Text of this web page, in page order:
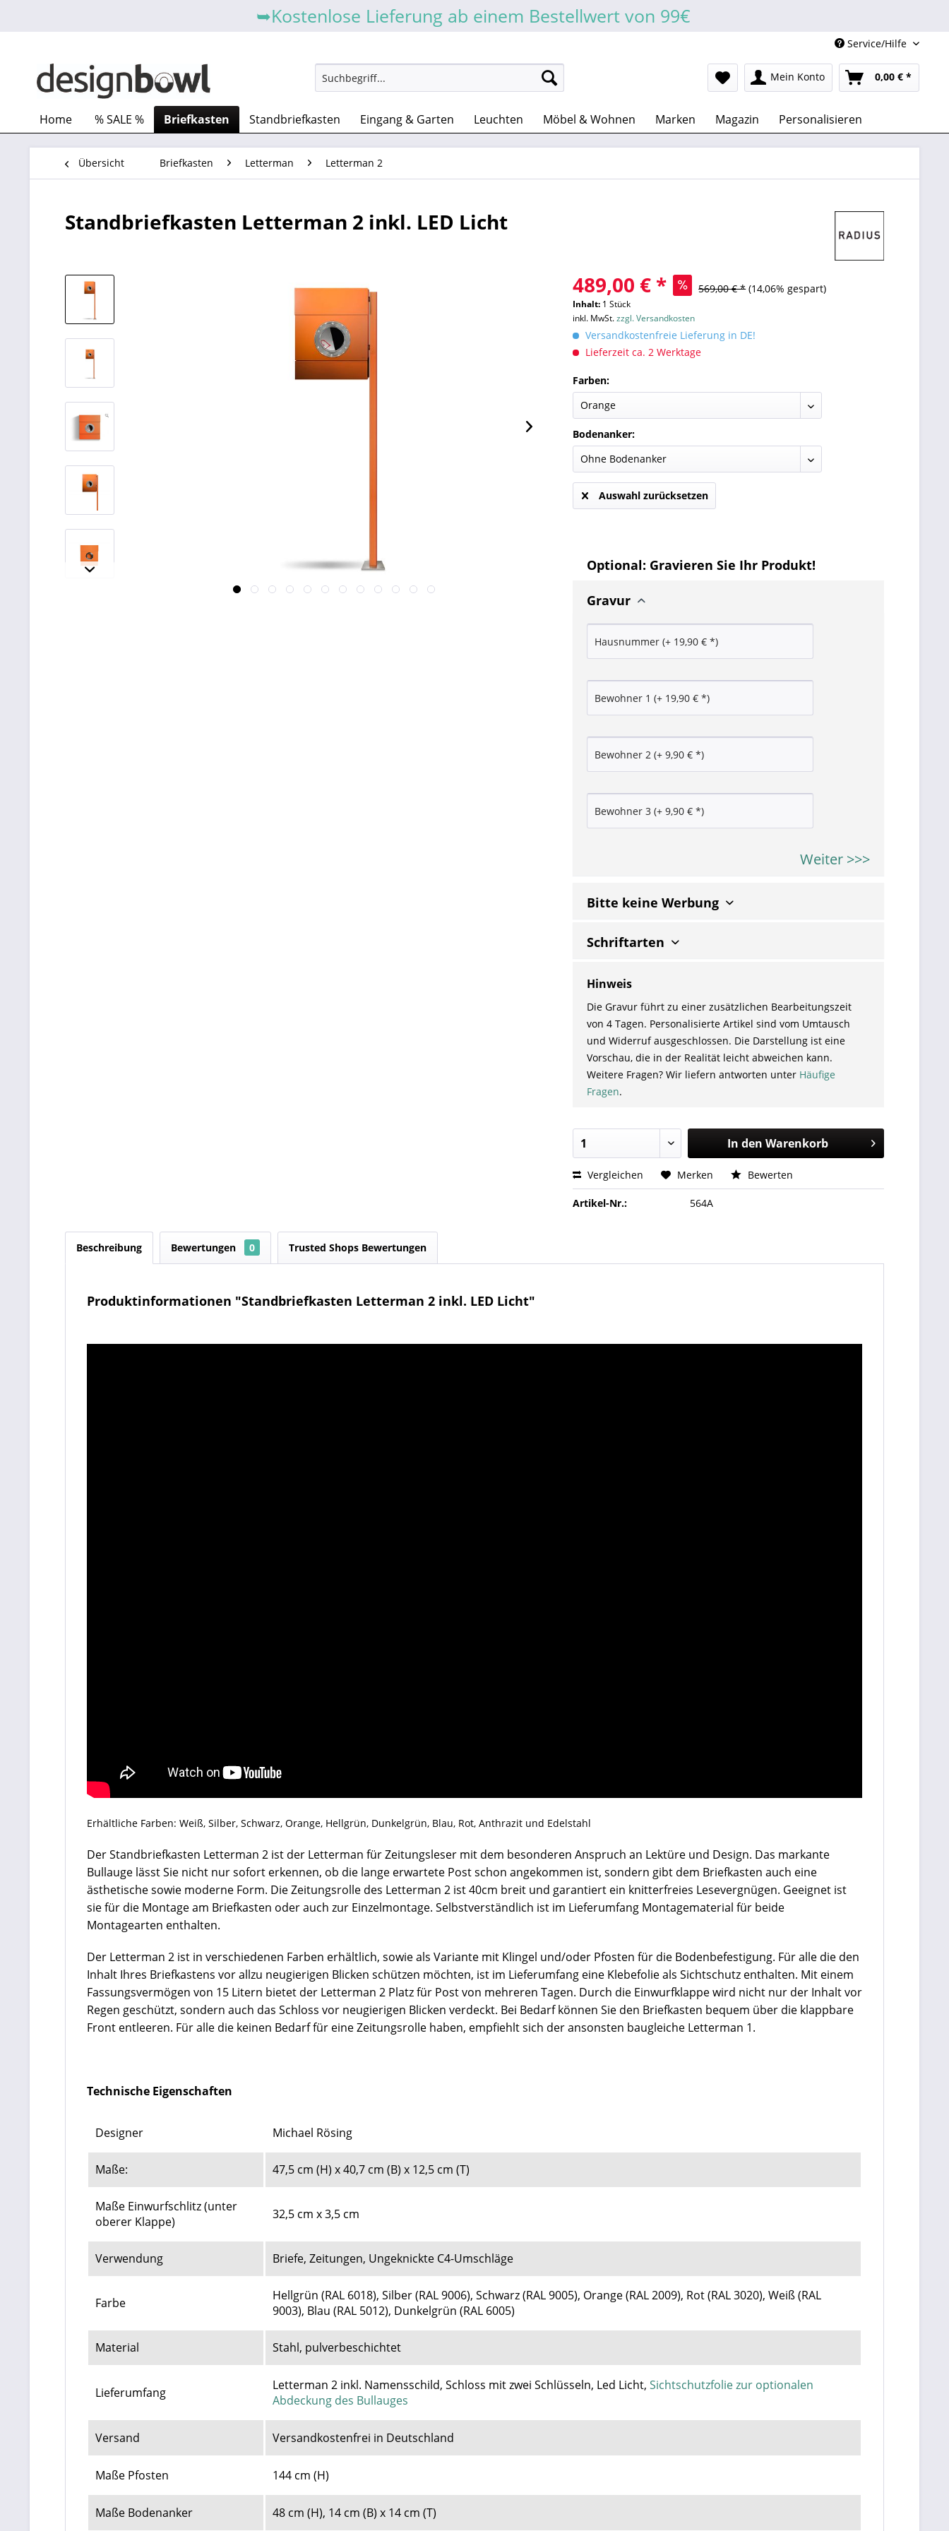
➥Kostenlose Lieferung ab einem Bestellwert von 99€
Service/Hilfe
Mein Konto 0,00 € *
Home % SALE % Briefkasten Standbriefkasten Eingang & Garten Leuchten Möbel & Wohnen Marken Magazin Personalisieren
Übersicht Briefkasten Letterman Letterman 2
Standbriefkasten Letterman 2 inkl. LED Licht
489,00 € * 569,00 € * (14,06% gespart)
Inhalt: 1 Stück
inkl. MwSt.zzgl. Versandkosten
Versandkostenfreie Lieferung in DE!
Lieferzeit ca. 2 Werktage
Farben:
Bodenanker:
Auswahl zurücksetzen
Optional: Gravieren Sie Ihr Produkt!
Gravur
Weiter >>>
Bitte keine Werbung
Schriftarten
Hinweis
Die Gravur führt zu einer zusätzlichen Bearbeitungszeit
von 4 Tagen. Personalisierte Artikel sind vom Umtausch
und Widerruf ausgeschlossen. Die Darstellung ist eine
Vorschau, die in der Realität leicht abweichen kann.
Weitere Fragen? Wir liefern antworten unter Häufige
Fragen.
In den Warenkorb
Vergleichen Merken Bewerten
Artikel-Nr.: 564A
Beschreibung Bewertungen 0 Trusted Shops Bewertungen
Produktinformationen "Standbriefkasten Letterman 2 inkl. LED Licht"
Erhältliche Farben: Weiß, Silber, Schwarz, Orange, Hellgrün, Dunkelgrün, Blau, Rot, Anthrazit und Edelstahl
Der Standbriefkasten Letterman 2 ist der Letterman für Zeitungsleser mit dem besonderen Anspruch an Lektüre und Design. Das markante
Bullauge lässt Sie nicht nur sofort erkennen, ob die lange erwartete Post schon angekommen ist, sondern gibt dem Briefkasten auch eine
ästhetische sowie moderne Form. Die Zeitungsrolle des Letterman 2 ist 40cm breit und garantiert ein knitterfreies Lesevergnügen. Geeignet ist
sie für die Montage am Briefkasten oder auch zur Einzelmontage. Selbstverständlich ist im Lieferumfang Montagematerial für beide
Montagearten enthalten.
Der Letterman 2 ist in verschiedenen Farben erhältlich, sowie als Variante mit Klingel und/oder Pfosten für die Bodenbefestigung. Für alle die den
Inhalt Ihres Briefkastens vor allzu neugierigen Blicken schützen möchten, ist im Lieferumfang eine Klebefolie als Sichtschutz enthalten. Mit einem
Fassungsvermögen von 15 Litern bietet der Letterman 2 Platz für Post von mehreren Tagen. Durch die Einwurfklappe wird nicht nur der Inhalt vor
Regen geschützt, sondern auch das Schloss vor neugierigen Blicken verdeckt. Bei Bedarf können Sie den Briefkasten bequem über die klappbare
Front entleeren. Für alle die keinen Bedarf für eine Zeitungsrolle haben, empfiehlt sich der ansonsten baugleiche Letterman 1.
Technische Eigenschaften
Designer Michael Rösing
Maße: 47,5 cm (H) x 40,7 cm (B) x 12,5 cm (T)
Maße Einwurfschlitz (unter
oberer Klappe)
32,5 cm x 3,5 cm
Verwendung Briefe, Zeitungen, Ungeknickte C4-Umschläge
Farbe
Hellgrün (RAL 6018), Silber (RAL 9006), Schwarz (RAL 9005), Orange (RAL 2009), Rot (RAL 3020), Weiß (RAL
9003), Blau (RAL 5012), Dunkelgrün (RAL 6005)
Material Stahl, pulverbeschichtet
Lieferumfang Letterman 2 inkl. Namensschild, Schloss mit zwei Schlüsseln, Led Licht, Sichtschutzfolie zur optionalen
Abdeckung des Bullauges
Versand Versandkostenfrei in Deutschland
Maße Pfosten 144 cm (H)
Maße Bodenanker 48 cm (H), 14 cm (B) x 14 cm (T)